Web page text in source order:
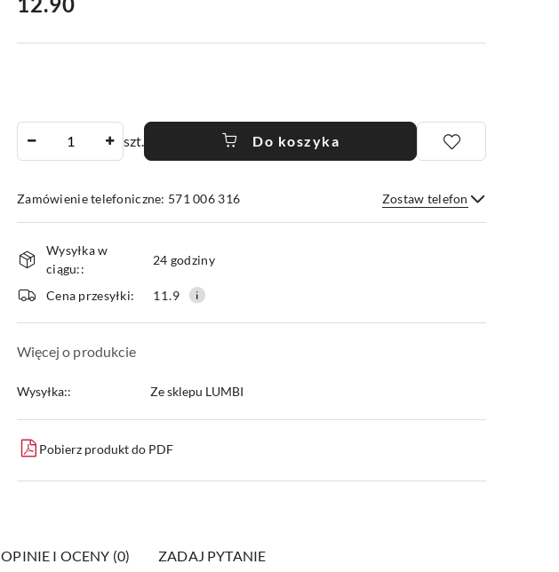
szt. Do koszyka
Zamówienie telefoniczne: 571 006 316 Zostaw telefon
Wyślij
i
dostawa
Wysyłka w
ciągu::
24 godziny
Cena przesyłki: 11.9
Więcej o produkcie
Wysyłka:: Ze sklepu LUMBI
Pobierz produkt do PDF
OPINIE I OCENY (0) ZADAJ PYTANIE